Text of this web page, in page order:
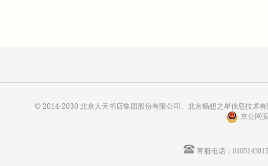
© 2014-2030 北京人天书店集团股份有限公司、北京畅想之星信息技术
京公网
客服电话：